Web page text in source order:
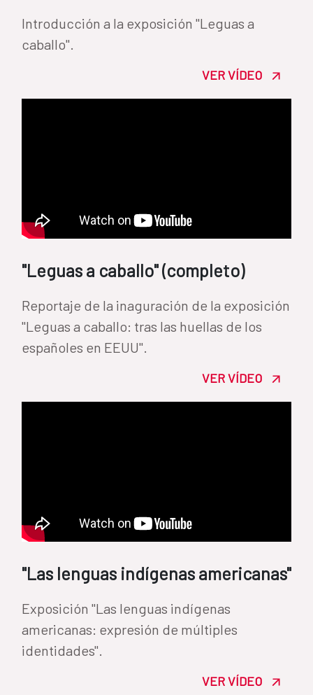
Introducción a la exposición "Leguas a
caballo".
VER VÍDEO
"Leguas a caballo" (completo)
Reportaje de la inaguración de la exposición
"Leguas a caballo: tras las huellas de los
españoles en EEUU".
VER VÍDEO
"Las lenguas indígenas americanas"
Exposición "Las lenguas indígenas
americanas: expresión de múltiples
identidades".
VER VÍDEO